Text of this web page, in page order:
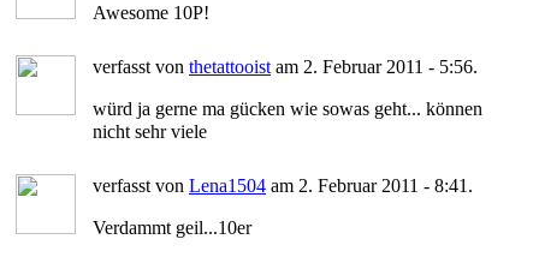
Awesome 10P!
verfasst von thetattooist am 2. Februar 2011 - 5:56.
würd ja gerne ma gücken wie sowas geht... können
nicht sehr viele
verfasst von Lena1504 am 2. Februar 2011 - 8:41.
Verdammt geil...10er